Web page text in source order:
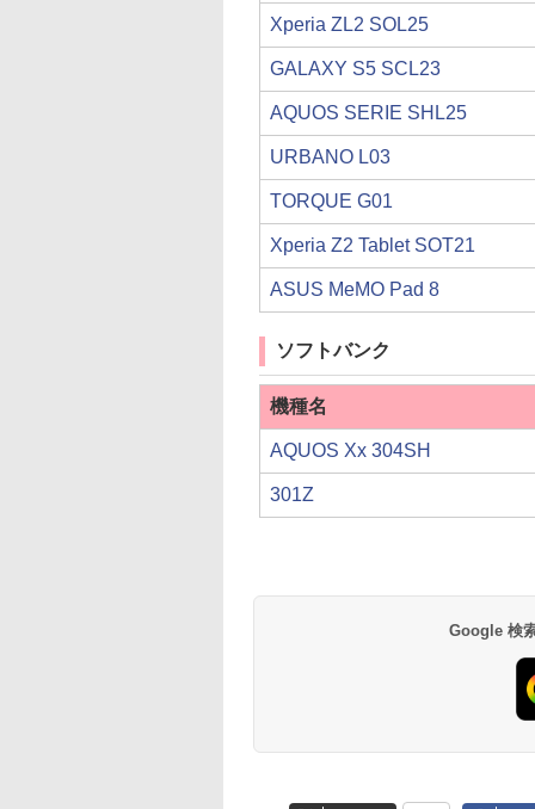
Xperia ZL2 SOL25
GALAXY S5 SCL23
AQUOS SERIE SHL25
URBANO L03
TORQUE G01
Xperia Z2 Tablet SOT21
ASUS MeMO Pad 8
ソフトバンク
機種名
AQUOS Xx 304SH
301Z
Google 検